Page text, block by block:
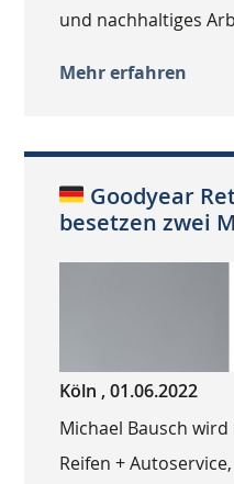
und nachhaltiges
Mehr erfahren
Goodyear
besetzen zwei
Köln , 01.06.2022
Michael Bausch
Reifen +